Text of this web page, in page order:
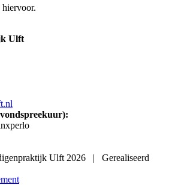
Ulft
Ulft 2026 | Gerealiseerd